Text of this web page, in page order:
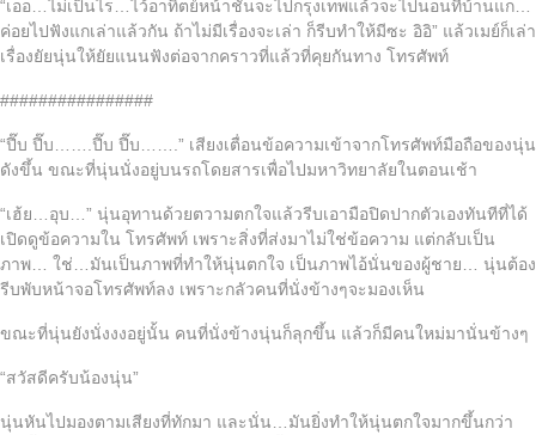
“เออ…ไม่เป็นไร…ไว้อาทิตย์หน้าชั้นจะไปกรุงเทพแล้วจะไปนอนที่บ้านแก…
ค่อยไปฟังแกเล่าแล้วกัน ถ้าไม่มีเรื่องจะเล่า ก็รีบทำให้มีซะ อิอิ” แล้วเมย์ก็เล่า
เรื่องยัยนุ่นให้ยัยแนนฟังต่อจากคราวที่แล้วที่คุยกันทาง โทรศัพท์
################
“ปี๊บ ปี๊บ…….ปี๊บ ปี๊บ…….” เสียงเตื่อนข้อความเข้าจากโทรศัพท์มือถือของนุ่น
ดังขึ้น ขณะที่นุ่นนั่งอยู่บนรถโดยสารเพื่อไปมหาวิทยาลัยในตอนเช้า
“เฮ้ย…อุบ…” นุ่นอุทานด้วยตวามตกใจแล้วรีบเอามือปิดปากตัวเองทันทีที่ได้
เปิดดูข้อความใน โทรศัพท์ เพราะสิ่งที่ส่งมาไม่ใช่ข้อความ แต่กลับเป็น
ภาพ… ใช่…มันเป็นภาพที่ทำให้นุ่นตกใจ เป็นภาพไอ้นั่นของผู้ชาย… นุ่นต้อง
รีบพับหน้าจอโทรศัพท์ลง เพราะกลัวคนที่นั่งข้างๆจะมองเห็น
ขณะที่นุ่นยังนั่งงงอยู่นั้น คนที่นั่งข้างนุ่นก็ลุกขึ้น แล้วก็มีคนใหม่มานั่นข้างๆ
“สวัสดีครับน้องนุ่น”
นุ่นหันไปมองตามเสียงที่ทักมา และนั่น…มันยิ่งทำให้นุ่นตกใจมากขึ้นกว่า